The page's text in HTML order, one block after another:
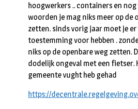
hoogwerkers .. containers en
woorden je mag niks meer op de
zetten. sinds vorig jaar moet je
toestemming voor hebben .
niks op de openbare weg zetten.
dodelijk ongeval met een fietser.
gemeente vught heb gehad
https://